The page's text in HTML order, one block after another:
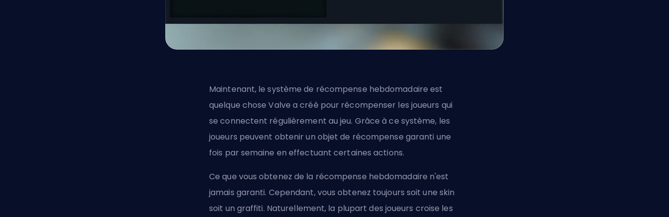
Maintenant, le système de récompense hebdomadaire est
quelque choseValve a créé pour récompenser les joueurs qui
se connectent régulièrement au jeu. Grâce à ce système, les
joueurs peuvent obtenir un objet de récompense garanti une
fois par semaine en effectuant certaines actions.
Ce que vous obtenez de la récompense hebdomadaire n'est
jamais garanti. Cependant, vous obtenez toujours soit une skin
soit un graffiti. Naturellement, la plupart des joueurs croise les